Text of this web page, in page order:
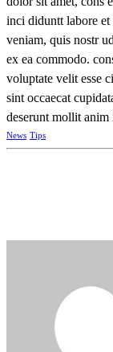
inci diduntt labore
veniam, quis nostr
ex ea commodo.
voluptate velit esse
sint occaecat
deserunt mollit anim
News Tips